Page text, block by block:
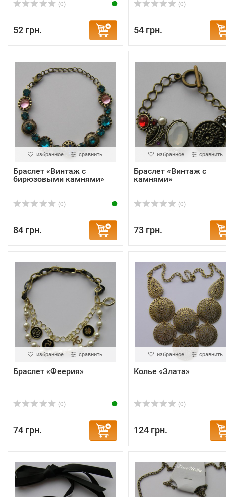
(0)
52 грн.
(0)
54 грн.
избранное сравнить
Браслет «Винтаж с
бирюзовыми камнями»
(0)
84 грн.
избранное сравнить
Браслет «Винтаж с
камнями»
(0)
73 грн.
избранное сравнить
Браслет «Феерия»
(0)
74 грн.
избранное сравнить
Колье «Злата»
(0)
124 грн.